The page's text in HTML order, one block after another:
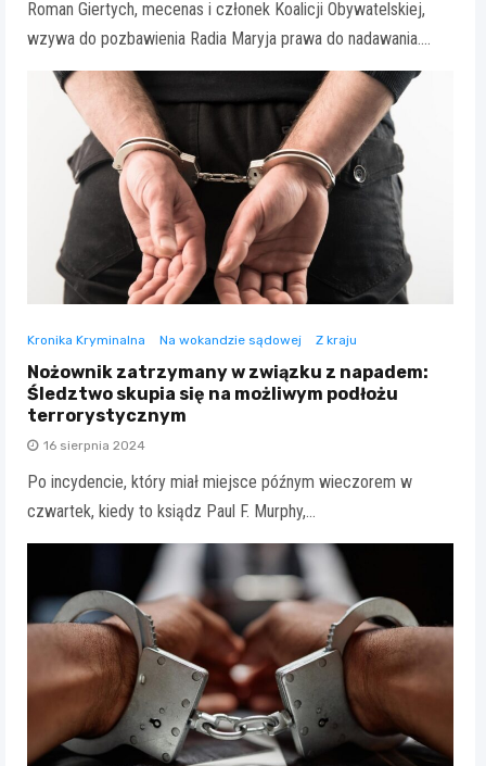
Roman Giertych, mecenas i członek Koalicji Obywatelskiej,
wzywa do pozbawienia Radia Maryja prawa do nadawania.…
Kronika Kryminalna Na wokandzie sądowej Z kraju
Nożownik zatrzymany w związku z napadem:
Śledztwo skupia się na możliwym podłożu
terrorystycznym
16 sierpnia 2024
Po incydencie, który miał miejsce późnym wieczorem w
czwartek, kiedy to ksiądz Paul F. Murphy,…